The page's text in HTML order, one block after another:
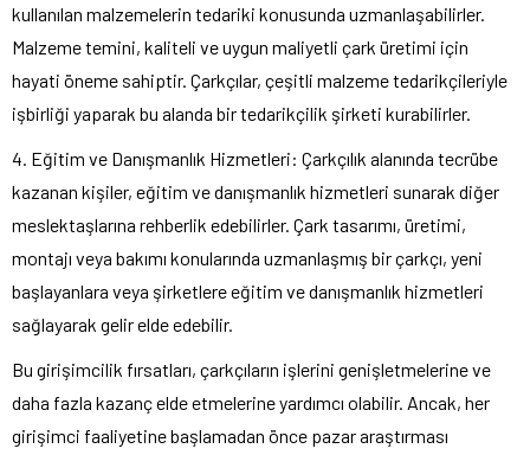
kullanılan malzemelerin tedariki konusunda uzmanlaşabilirler.
Malzeme temini, kaliteli ve uygun maliyetli çark üretimi için
hayati öneme sahiptir. Çarkçılar, çeşitli malzeme tedarikçileriyle
işbirliği yaparak bu alanda bir tedarikçilik şirketi kurabilirler.
4. Eğitim ve Danışmanlık Hizmetleri: Çarkçılık alanında tecrübe
kazanan kişiler, eğitim ve danışmanlık hizmetleri sunarak diğer
meslektaşlarına rehberlik edebilirler. Çark tasarımı, üretimi,
montajı veya bakımı konularında uzmanlaşmış bir çarkçı, yeni
başlayanlara veya şirketlere eğitim ve danışmanlık hizmetleri
sağlayarak gelir elde edebilir.
Bu girişimcilik fırsatları, çarkçıların işlerini genişletmelerine ve
daha fazla kazanç elde etmelerine yardımcı olabilir. Ancak, her
girişimci faaliyetine başlamadan önce pazar araştırması